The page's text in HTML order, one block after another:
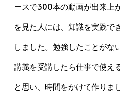
ースで300本の動画が出来上
を見た人には、知識を実践で
しました。勉強したことがな
講義を受講したら仕事で使え
と思い、時間をかけて作りま